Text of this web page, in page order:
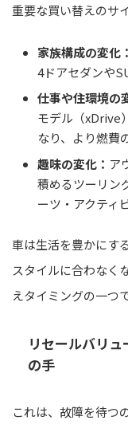
重要な買い替えのサ
家族構成の変化：
4ドアセダンや
仕事や住環境の
モデル（xDrive
なり、より燃費
趣味の変化： ア
積めるツーリン
ーツ・アクティ
車は生活を豊かにす
スタイルに合わなく
えタイミングの一つで
リセールバリ
の手
これは、故障を待つ